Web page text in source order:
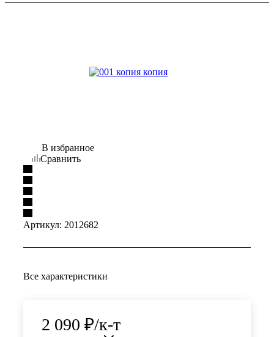
В избранное
Сравнить
Артикул: 2012682
Все характеристики
2 090 ₽/к-т